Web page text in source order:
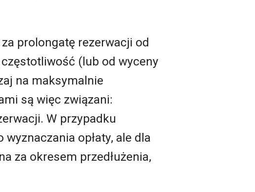
prolongatę rezerwacji od
(lub od wyceny
na maksymalnie
są więc związani:
W przypadku
opłaty, ale dla
za okresem przedłużenia,